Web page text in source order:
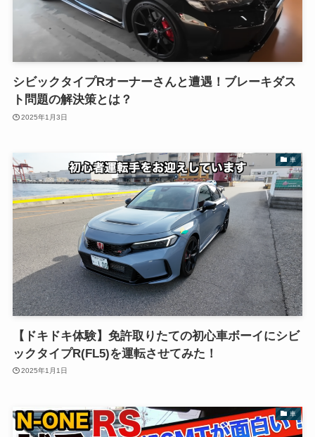
シビックタイプRオーナーさんと遭遇！ブレーキダス
ト問題の解決策とは？
2025年1月3日
車
【ドキドキ体験】免許取りたての初心車ボーイにシビ
ックタイプR(FL5)を運転させてみた！
2025年1月1日
車